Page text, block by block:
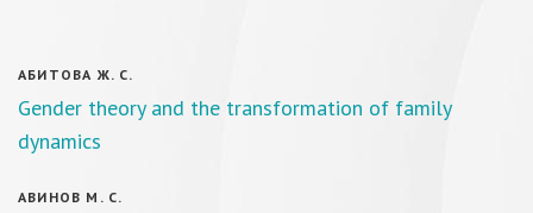
АБИТОВА Ж. С.
Gender theory and the transformation of family
dynamics
АВИНОВ М. С.